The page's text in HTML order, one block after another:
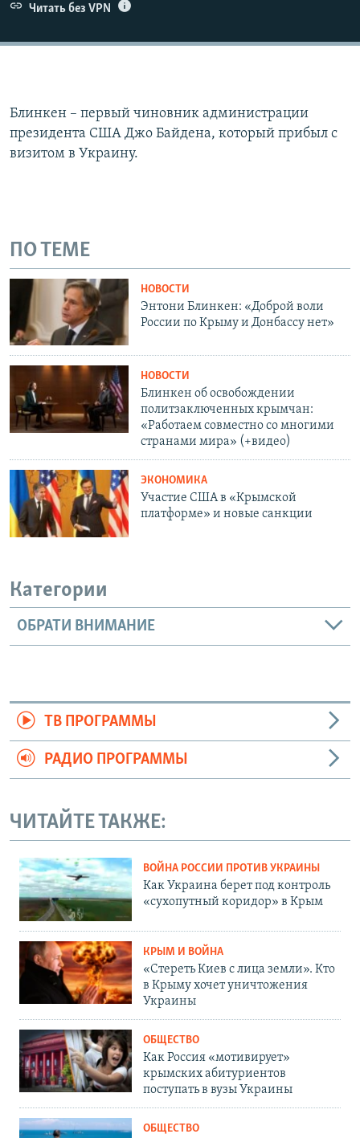
Читать без VPN
Блинкен – первый чиновник администрации
президента США Джо Байдена, который прибыл с
визитом в Украину.
ПО ТЕМЕ
НОВОСТИ
Энтони Блинкен: «Доброй воли
России по Крыму и Донбассу нет»
НОВОСТИ
Блинкен об освобождении
политзаключенных крымчан:
«Работаем совместно со многими
странами мира» (+видео)
ЭКОНОМИКА
Участие США в «Крымской
платформе» и новые санкции
Категории
ОБРАТИ ВНИМАНИЕ
ТВ ПРОГРАММЫ
РАДИО ПРОГРАММЫ
ЧИТАЙТЕ ТАКЖЕ:
ВОЙНА РОССИИ ПРОТИВ УКРАИНЫ
Как Украина берет под контроль
«сухопутный коридор» в Крым
КРЫМ И ВОЙНА
«Стереть Киев с лица земли». Кто
в Крыму хочет уничтожения
Украины
ОБЩЕСТВО
Как Россия «мотивирует»
крымских абитуриентов
поступать в вузы Украины
ОБЩЕСТВО